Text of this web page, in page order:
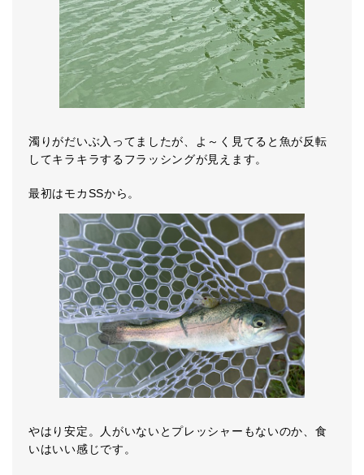
濁りがだいぶ入ってましたが、よ～く見てると魚が反転
してキラキラするフラッシングが見えます。
最初はモカSSから。
やはり安定。人がいないとプレッシャーもないのか、食
いはいい感じです。